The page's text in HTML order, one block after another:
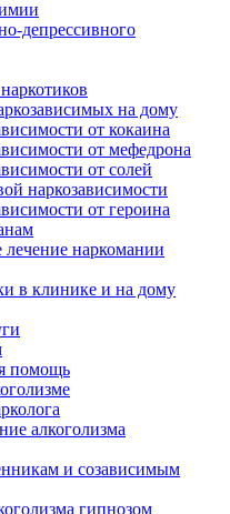
депрессивного
на дому
от кокаина
от мефедрона
от солей
наркозависимости
от героина
наркомании
в клинике и на дому
помощь
алкоголизма
и созависимым
гипнозом